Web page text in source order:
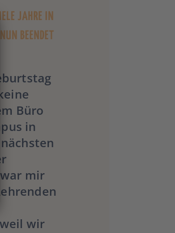
JAHRE IN
BEENDET
Büro
in
mir
wir